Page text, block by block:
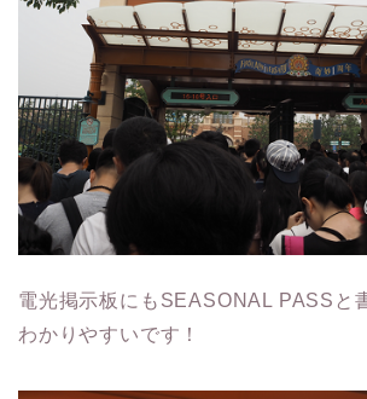
電光掲示板にもSEASONAL PASSと
わかりやすいです！